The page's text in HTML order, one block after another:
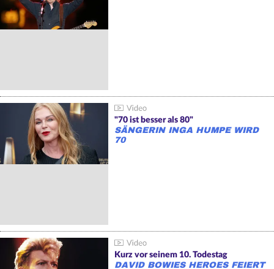
"70 ist besser als 80"
SÄNGERIN INGA HUMPE WIRD
70
Kurz vor seinem 10. Todestag
DAVID BOWIES HEROES FEIERT